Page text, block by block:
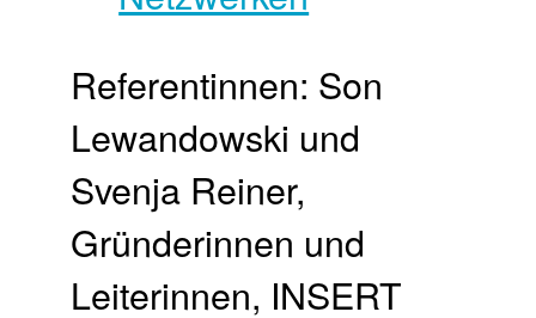
Referentinnen: Son
Lewandowski und
Svenja Reiner,
Gründerinnen und
Leiterinnen, INSERT